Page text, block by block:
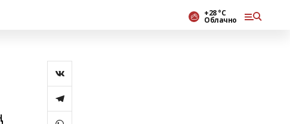
+28 °С
Облачно